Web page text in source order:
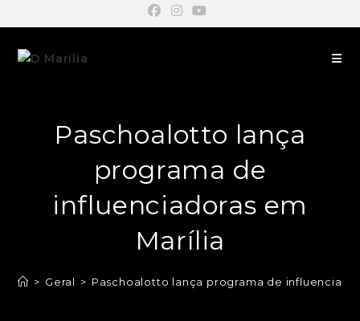
Paschoalotto lança
programa de
influenciadoras em
Marília
> Geral > Paschoalotto lança programa de